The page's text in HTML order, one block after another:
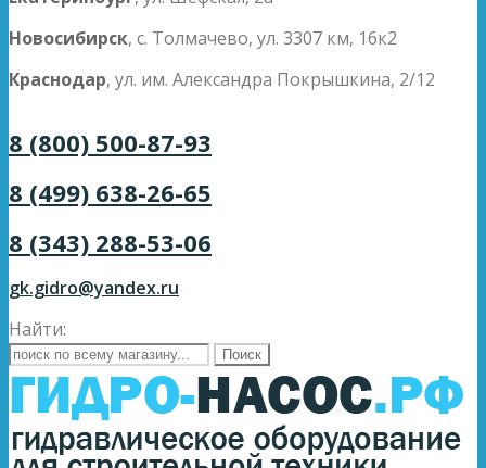
Новосибирск, с. Толмачево, ул. 3307 км, 16к2
Краснодар, ул. им. Александра Покрышкина, 2/12
8 (800) 500-87-93
8 (499) 638-26-65
8 (343) 288-53-06
gk.gidro@yandex.ru
Найти: